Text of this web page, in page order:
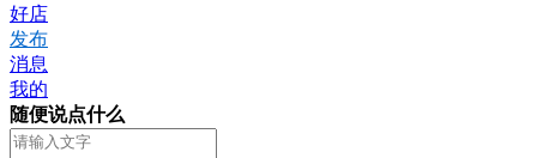
好店
发布
消息
我的
随便说点什么